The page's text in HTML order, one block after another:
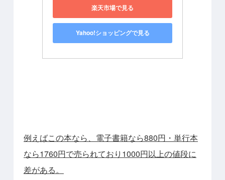
楽天市場で見る
Yahoo!ショッピングで見る
例えばこの本なら、電子書籍なら880円・単行本
なら1760円で売られており1000円以上の値段に
差がある。